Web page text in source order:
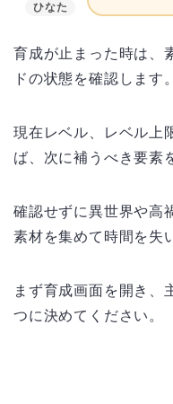
ひなた
育成が止まった時は、
ドの状態を確認します。
現在レベル、レベル上
ば、次に補うべき要素
確認せずに異世界や高
素材を集めて時間を失
まず育成画面を開き、
つに決めてください。